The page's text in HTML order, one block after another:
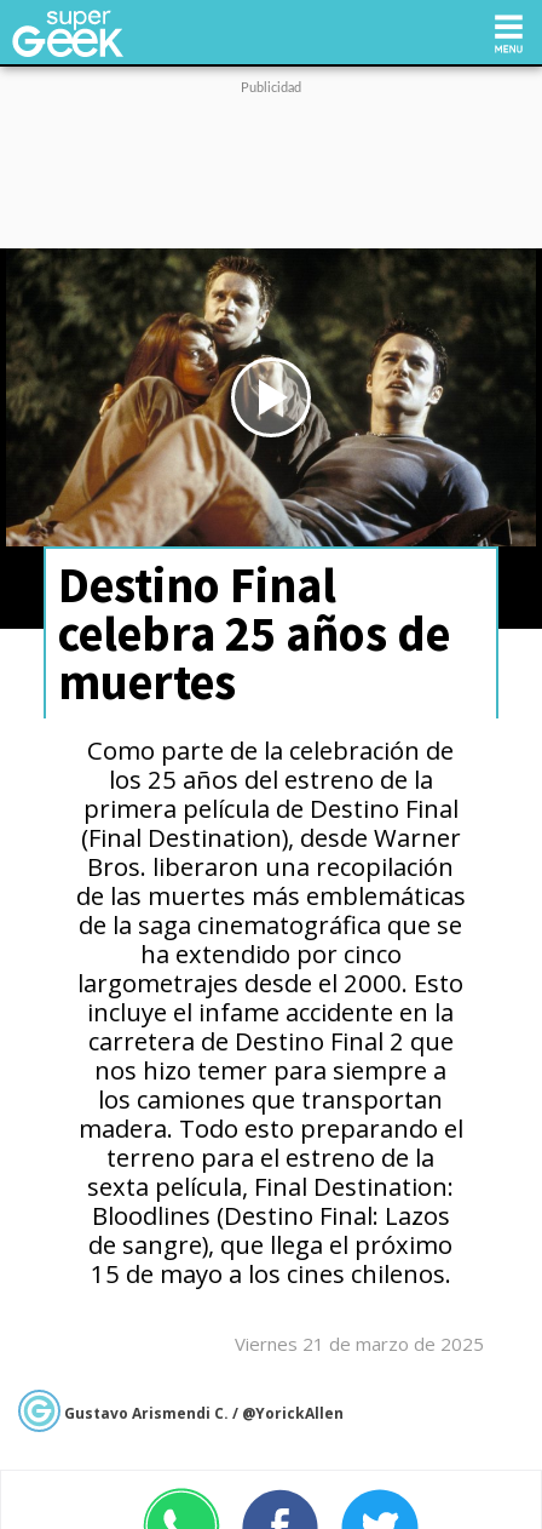
Tecnología
Videojuegos
Reviews
Cultura Pop
Streaming
Síguenos:
Play
Video
Destino Final
celebra 25 años de
muertes
Como parte de la celebración de
los 25 años del estreno de la
primera película de Destino Final
(Final Destination), desde Warner
Bros. liberaron una recopilación
de las muertes más emblemáticas
de la saga cinematográfica que se
ha extendido por cinco
largometrajes desde el 2000. Esto
incluye el infame accidente en la
carretera de Destino Final 2 que
nos hizo temer para siempre a
los camiones que transportan
madera. Todo esto preparando el
terreno para el estreno de la
sexta película, Final Destination:
Bloodlines (Destino Final: Lazos
de sangre), que llega el próximo
15 de mayo a los cines chilenos.
Viernes 21 de marzo de 2025
Gustavo Arismendi C. / @YorickAllen